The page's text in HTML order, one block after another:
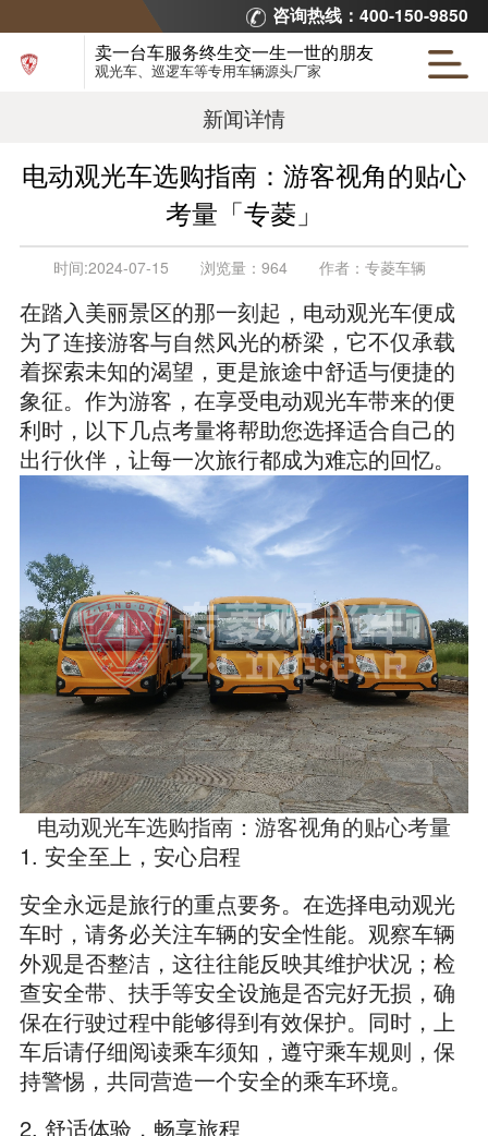
咨询热线：400-150-9850
卖一台车服务终生交一生一世的朋友
观光车、巡逻车等专用车辆源头厂家
新闻详情
电动观光车选购指南：游客视角的贴心
考量「专菱」
时间:2024-07-15 浏览量： 964 作者： 专菱车辆
在踏入美丽景区的那一刻起，电动观光车便成
为了连接游客与自然风光的桥梁，它不仅承载
着探索未知的渴望，更是旅途中舒适与便捷的
象征。作为游客，在享受电动观光车带来的便
利时，以下几点考量将帮助您选择适合自己的
出行伙伴，让每一次旅行都成为难忘的回忆。
电动观光车选购指南：游客视角的贴心考量
1. 安全至上，安心启程
安全永远是旅行的重点要务。在选择电动观光
车时，请务必关注车辆的安全性能。观察车辆
外观是否整洁，这往往能反映其维护状况；检
查安全带、扶手等安全设施是否完好无损，确
保在行驶过程中能够得到有效保护。同时，上
车后请仔细阅读乘车须知，遵守乘车规则，保
持警惕，共同营造一个安全的乘车环境。
2. 舒适体验，畅享旅程